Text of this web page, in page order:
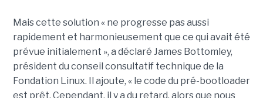
Mais cette solution « ne progresse pas aussi
rapidement et harmonieusement que ce qui avait été
prévue initialement », a déclaré James Bottomley,
président du conseil consultatif technique de la
Fondation Linux. Il ajoute, « le code du pré-bootloader
est prêt. Cependant, il y a du retard, alors que nous